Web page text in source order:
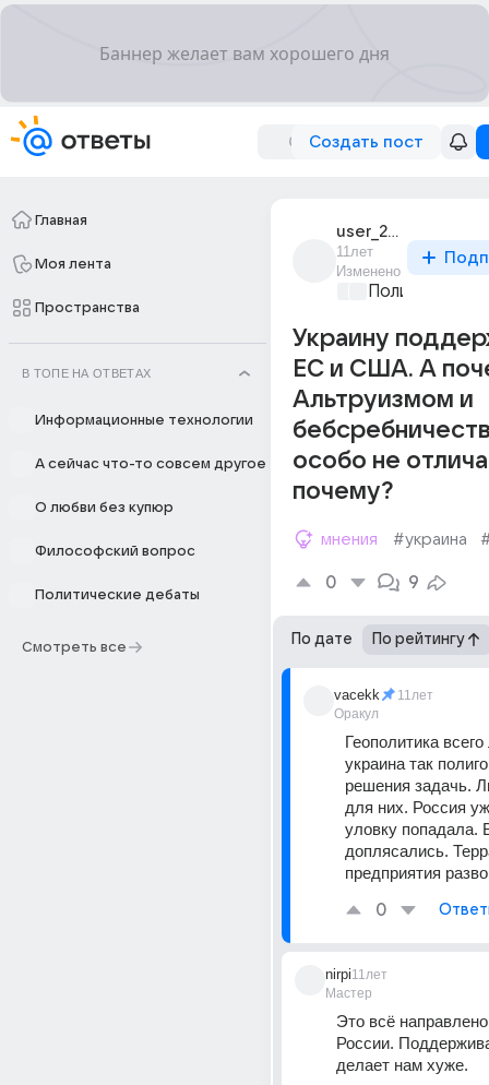
Создать пост
Главная
Моя лента
Пространства
В ТОПЕ НА ОТВЕТАХ
Информационные технологии
А сейчас что-то совсем другое
О любви без купюр
Философский вопрос
Политические дебаты
Смотреть все
user_21124343
11лет
Изменено
Украину
ЕС и США. А
Альтруизмом и
особо не
почему?
мнения #украина
0 9
По дате По рейтингу
vacekk
Оракул
11лет
Геополитика
украина так
решения задачь.
для них. Россия
уловку попадала.
доплясались.
предприятия
0
nirpi
Мастер
11лет
Это всё
России.
делает нам хуже.